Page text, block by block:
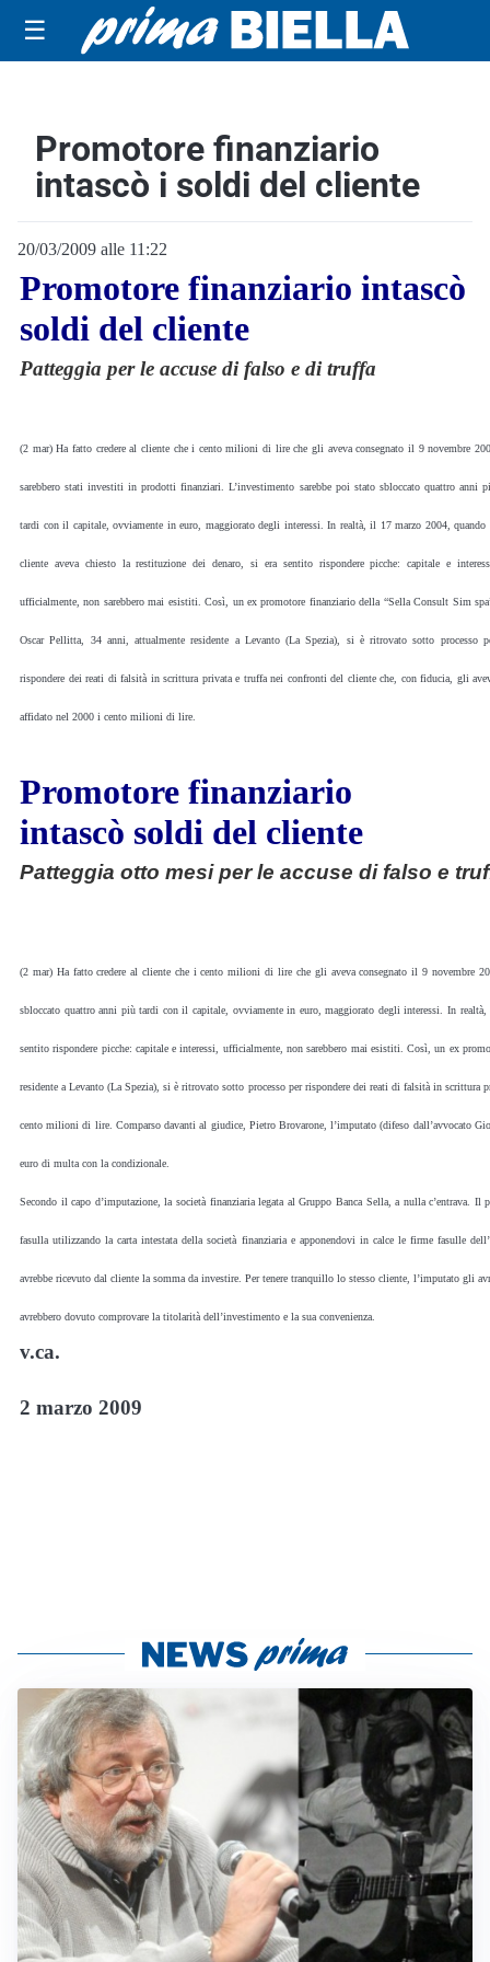
☰
Promotore finanziario
intascò i soldi del cliente
20/03/2009 alle 11:22
Promotore finanziario intascò
soldi del cliente
Patteggia per le accuse di falso e di truffa
(2 mar) Ha fatto credere al cliente che i cento milioni di lire che gli aveva consegnato il 9 novembre
sarebbero stati investiti in prodotti finanziari. L’investimento sarebbe poi stato sbloccato quattro anni
tardi con il capitale, ovviamente in euro, maggiorato degli interessi. In realtà, il 17 marzo 2004,
cliente aveva chiesto la restituzione dei denaro, si era sentito rispondere picche: capitale e
ufficialmente, non sarebbero mai esistiti. Così, un ex promotore finanziario della “Sella Consult Sim
Oscar Pellitta, 34 anni, attualmente residente a Levanto (La Spezia), si è ritrovato sotto processo
rispondere dei reati di falsità in scrittura privata e truffa nei confronti del cliente che, con fiducia, gli
affidato nel 2000 i cento milioni di lire.
Promotore finanziario
intascò soldi del cliente
Patteggia otto mesi per le accuse di falso e
(2 mar) Ha fatto credere al cliente che i cento milioni di lire che gli aveva consegnato il 9 novembre
sbloccato quattro anni più tardi con il capitale, ovviamente in euro, maggiorato degli interessi. In
sentito rispondere picche: capitale e interessi, ufficialmente, non sarebbero mai esistiti. Così, un ex
residente a Levanto (La Spezia), si è ritrovato sotto processo per rispondere dei reati di falsità in
cento milioni di lire. Comparso davanti al giudice, Pietro Brovarone, l’imputato (difeso dall’avvocato
euro di multa con la condizionale.
Secondo il capo d’imputazione, la società finanziaria legata al Gruppo Banca Sella, a nulla c’entrava.
fasulla utilizzando la carta intestata della società finanziaria e apponendovi in calce le firme fasulle
avrebbe ricevuto dal cliente la somma da investire. Per tenere tranquillo lo stesso cliente, l’imputato gli
avrebbero dovuto comprovare la titolarità dell’investimento e la sua convenienza.
v.ca.
2 marzo 2009